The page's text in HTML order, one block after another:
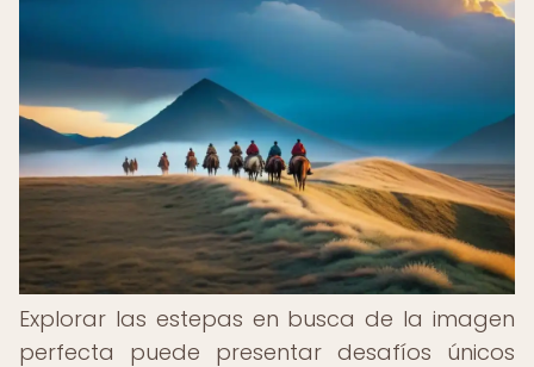
Explorar las estepas en busca de la imagen
perfecta puede presentar desafíos únicos